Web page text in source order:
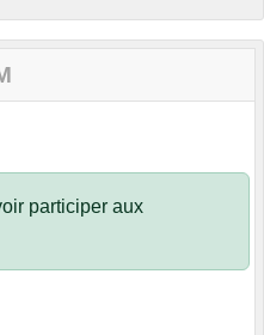
participer aux